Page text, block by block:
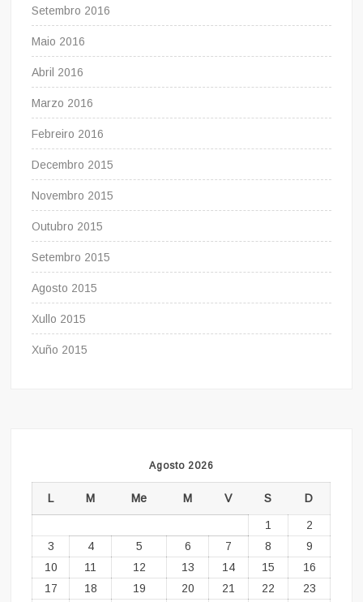
Setembro 2016
Maio 2016
Abril 2016
Marzo 2016
Febreiro 2016
Decembro 2015
Novembro 2015
Outubro 2015
Setembro 2015
Agosto 2015
Xullo 2015
Xuño 2015
Agosto 2026
L M Me M V S D
1
2
3
4 5 6 7 8
9
10
11 12 13 14 15
16
17
18 19 20 21 22
23